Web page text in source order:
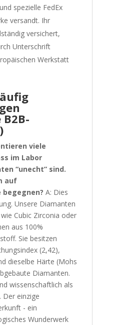
spezielle FedEx
versandt. Ihr
versichert,
Unterschrift
Werkstatt
viele
im Labor
“unecht” sind.
auf
begegnen? A: Dies
Unsere Diamanten
Cubic Zirconia oder
aus 100%
Sie besitzen
(2,42),
dieselbe Härte (Mohs
Diamanten.
wissenschaftlich als
einzige
- ein
Wunderwerk